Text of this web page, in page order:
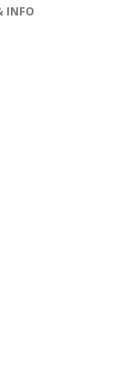
INFO